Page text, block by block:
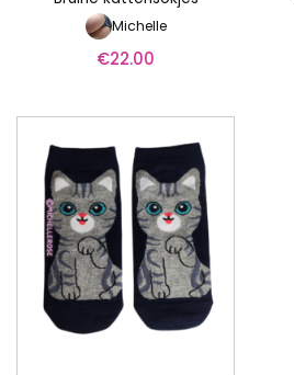
Michelle
€22.00